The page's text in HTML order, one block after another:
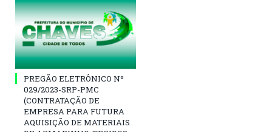
PREGÃO ELETRÔNICO Nº
029/2023-SRP-PMC
(CONTRATAÇÃO DE
EMPRESA PARA FUTURA
AQUISIÇÃO DE MATERIAIS